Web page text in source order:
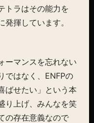
トラはその能力を
発揮しています。
ーマンスを忘れない
ではなく、ENFPの
ばせたい」という本
り上げ、みんなを笑
の存在意義なので